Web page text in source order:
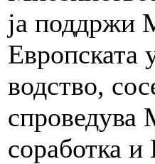
ја поддржи
Европската
водство,
спроведува
соработка и